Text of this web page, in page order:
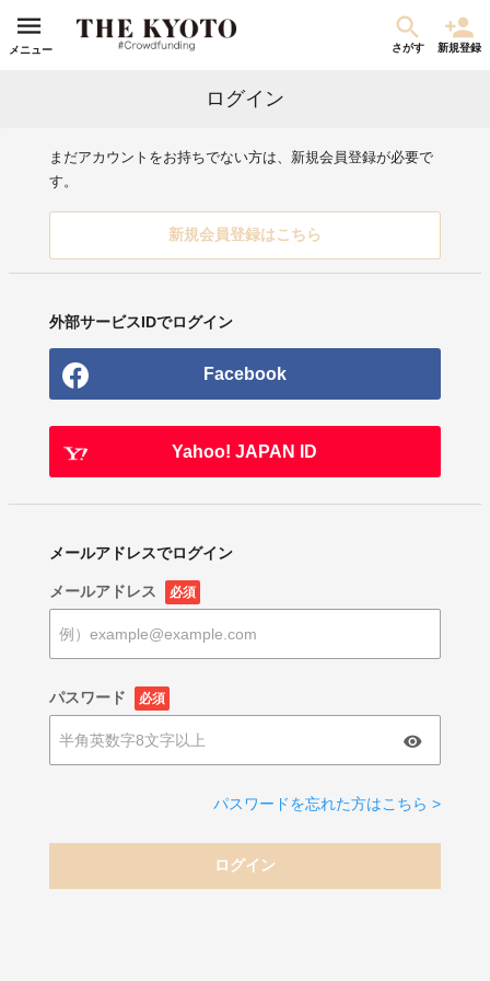
メニュー さがす 新規登録
ログイン
まだアカウントをお持ちでない方は、新規会員登録が必要で
す。
新規会員登録はこちら
外部サービスIDでログイン
Facebook
Yahoo! JAPAN ID
メールアドレスでログイン
メールアドレス 必須
パスワード 必須
パスワードを忘れた方はこちら >
ログイン